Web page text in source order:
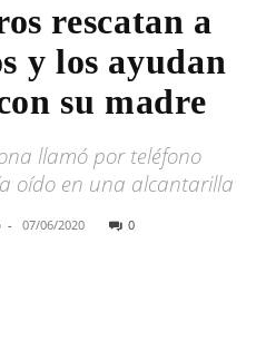
rescatan a
y los ayudan
su madre
llamó por teléfono
oído en una alcantarilla
- 07/06/2020 0